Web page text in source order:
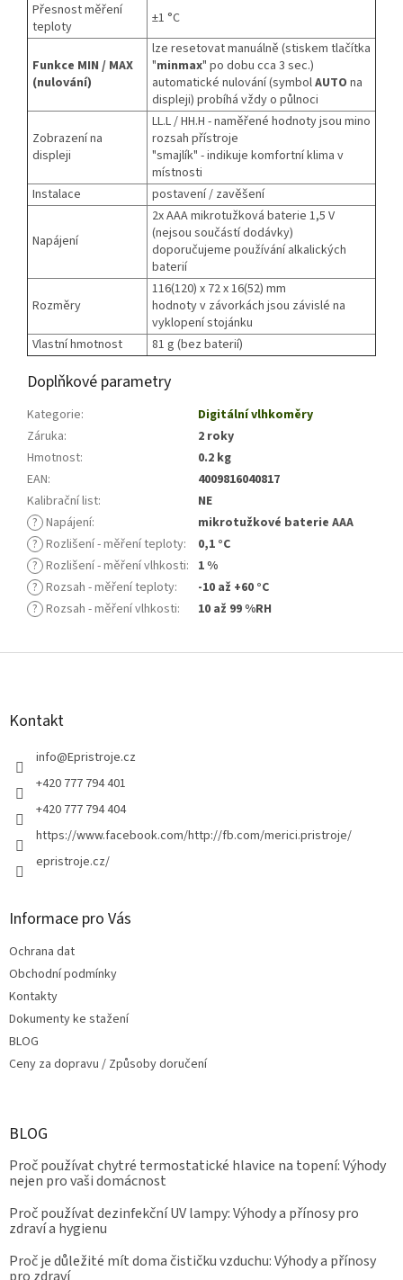
Přesnost měření
teploty
±1 °C
Funkce MIN / MAX
(nulování)
lze resetovat manuálně (stiskem tlačítka
"minmax" po dobu cca 3 sec.)
automatické nulování (symbolAUTO na
displeji) probíhá vždy o půlnoci
Zobrazení na
displeji
LL.L / HH.H - naměřené hodnoty jsou mino
rozsah přístroje
"smajlík" - indikuje komfortní klima v
místnosti
Instalace
postavení / zavěšení
Napájení
2x AAA mikrotužková baterie 1,5 V
(nejsou součástí dodávky)
doporučujeme používání alkalických
baterií
Rozměry
116(120) x 72 x 16(52) mm
hodnoty v závorkách jsou závislé na
vyklopení stojánku
Vlastní hmotnost
81 g (bez baterií)
Doplňkové parametry
Kategorie:
Digitální vlhkoměry
Záruka:
2 roky
Hmotnost:
0.2 kg
EAN:
4009816040817
Kalibrační list:
NE
? Napájení:
mikrotužkové baterie AAA
? Rozlišení - měření teploty:
0,1 °C
? Rozlišení - měření vlhkosti: 1 %
? Rozsah - měření teploty:
-10 až +60 °C
? Rozsah - měření vlhkosti: 10 až 99 %RH
Z
Kontakt
info@Epristroje.cz
+420 777 794 401
+420 777 794 404
https://www.facebook.com/http://fb.com/merici.pristroje/
epristroje.cz/
Informace pro Vás
Ochrana dat
Obchodní podmínky
Kontakty
Dokumenty ke stažení
BLOG
Ceny za dopravu / Způsoby doručení
BLOG
Proč používat chytré termostatické hlavice na topení: Výhody
nejen pro vaši domácnost
Proč používat dezinfekční UV lampy: Výhody a přínosy pro
zdraví a hygienu
Proč je důležité mít doma čističku vzduchu: Výhody a přínosy